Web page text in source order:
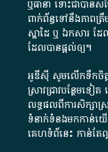
ឬ​ធានា​ ទោះជា​បាន​ស
ពាក់ព័ន្ធ​ទៅ​នឹង​ភាព​
ស្នាដៃ​ ឬ​ ឯកសារ​
ដែល​បាន​ផ្តល់​ឲ្យ​។
អូឌីស៊ី សូមលើកទឹកចិត្តឱ្
ស្រាវជ្រាវបន្ថែមទៀ
លទ្ធផលពីការសិក្សាស្
ទំនាក់ទំនងមកកាន់យើ
គេហទំព័នេះ កាន់តែ